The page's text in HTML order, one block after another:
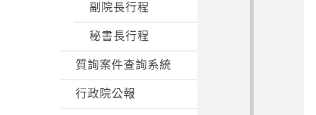
副院長行程
秘書長行程
質詢案件查詢系統
行政院公報